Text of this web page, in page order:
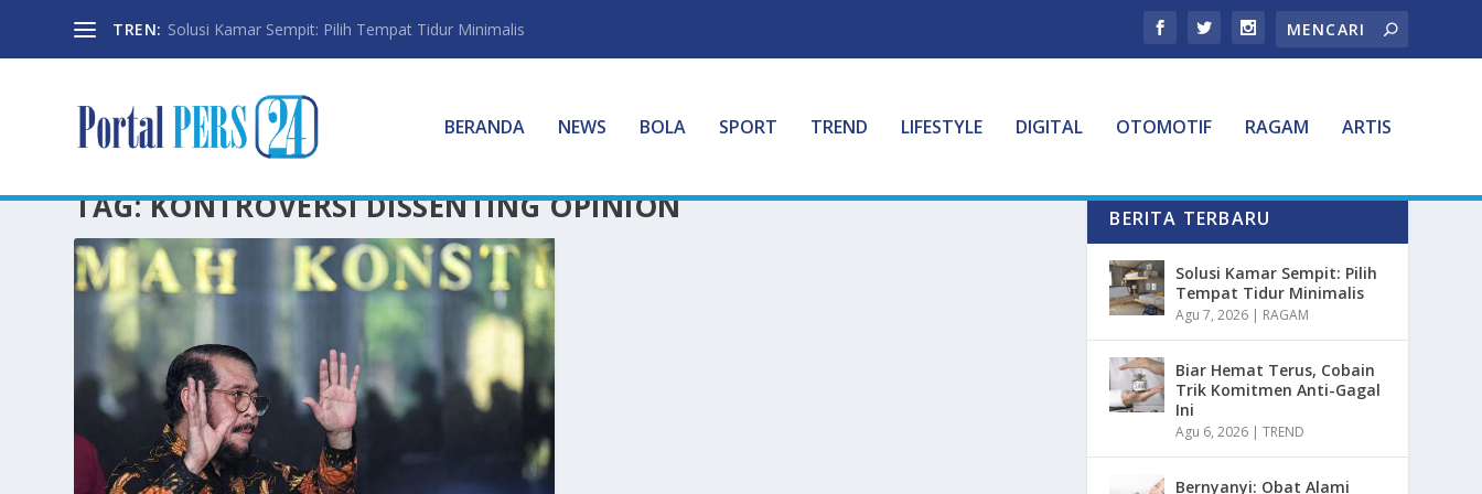
TREN: Solusi Kamar Sempit: Pilih Tempat Tidur Minimalis
BERANDA NEWS BOLA SPORT TREND LIFESTYLE DIGITAL OTOMOTIF RAGAM ARTIS
TAG:KONTROVERSI DISSENTING OPINION BERITA TERBARU
Solusi Kamar Sempit: Pilih
Tempat Tidur Minimalis
Agu 7, 2026 | RAGAM
Biar Hemat Terus, Cobain
Trik Komitmen Anti-Gagal
Ini
Agu 6, 2026 |TREND
Bernyanyi: Obat Alami